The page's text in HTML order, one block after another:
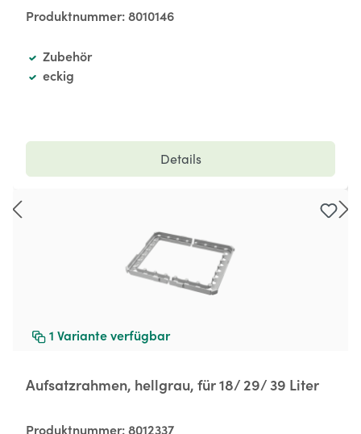
Produktnummer:8010146
Zubehör
eckig
Details
1 Variante verfügbar
Aufsatzrahmen, hellgrau, für 18/ 29/ 39 Liter
Produktnummer:8012337